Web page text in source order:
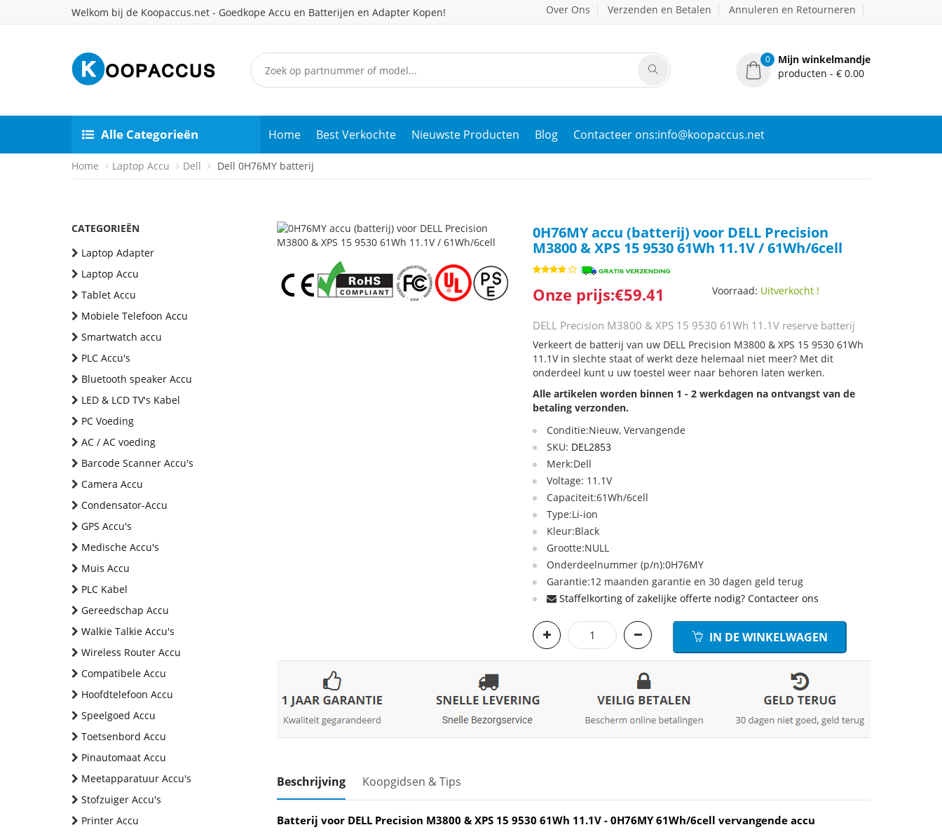
Welkom bij de Koopaccus.net - Goedkope Accu en Batterijen en Adapter Kopen! Over Ons Verzenden en Betalen Annuleren en Retourneren
0
Mijn winkelmandje
producten - € 0.00
Alle Categorieën Home Best Verkochte Nieuwste Producten Blog Contacteer ons:info@koopaccus.net
Home Laptop Accu Dell Dell 0H76MY batterij
CATEGORIEËN
Laptop Adapter
Laptop Accu
Tablet Accu
Mobiele Telefoon Accu
Smartwatch accu
PLC Accu's
Bluetooth speaker Accu
LED & LCD TV's Kabel
PC Voeding
AC / AC voeding
Barcode Scanner Accu's
Camera Accu
Condensator-Accu
GPS Accu's
Medische Accu's
Muis Accu
PLC Kabel
Gereedschap Accu
Walkie Talkie Accu's
Wireless Router Accu
Compatibele Accu
Hoofdtelefoon Accu
Speelgoed Accu
Toetsenbord Accu
Pinautomaat Accu
Meetapparatuur Accu's
Stofzuiger Accu's
Printer Accu
0H76MY accu (batterij) voor DELL Precision
M3800 & XPS 15 9530 61Wh 11.1V / 61Wh/6cell
Onze prijs:€59.41 Voorraad: Uitverkocht !
DELL Precision M3800 & XPS 15 9530 61Wh 11.1V reserve batterij
Verkeert de batterij van uw DELL Precision M3800 & XPS 15 9530 61Wh
11.1V in slechte staat of werkt deze helemaal niet meer? Met dit
onderdeel kunt u uw toestel weer naar behoren laten werken.
Alle artikelen worden binnen 1 - 2 werkdagen na ontvangst van de
betaling verzonden.
Conditie:Nieuw, Vervangende
SKU: DEL2853
Merk:Dell
Voltage: 11.1V
Capaciteit:61Wh/6cell
Type:Li-ion
Kleur:Black
Grootte:NULL
Onderdeelnummer (p/n):0H76MY
Garantie:12 maanden garantie en 30 dagen geld terug
Staffelkorting of zakelijke offerte nodig? Contacteer ons
IN DE WINKELWAGEN
Beschrijving Koopgidsen & Tips
Batterij voor DELL Precision M3800 & XPS 15 9530 61Wh 11.1V - 0H76MY 61Wh/6cell vervangende accu